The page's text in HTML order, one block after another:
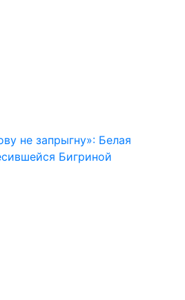
не запрыгну»: Белая
Бигриной